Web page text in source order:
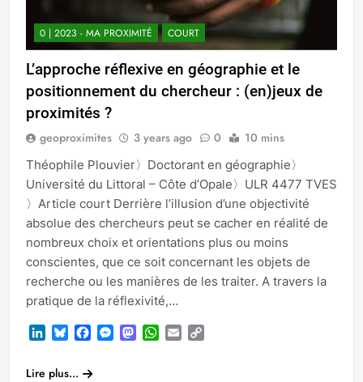
0 | 2023 - MA PROXIMITÉ COURT
L’approche réflexive en géographie et le
positionnement du chercheur : (en)jeux de
proximités ?
geoproximites 3 years ago 0 10 mins
Théophile Plouvier〉Doctorant en géographie〉
Université du Littoral – Côte d’Opale〉ULR 4477 TVES
〉Article court Derrière l’illusion d’une objectivité
absolue des chercheurs peut se cacher en réalité de
nombreux choix et orientations plus ou moins
conscientes, que ce soit concernant les objets de
recherche ou les manières de les traiter. A travers la
pratique de la réflexivité,…
LinkedInBlueskyFacebook
Messenger
Mastodon
WhatsApp
Email
Lire plus...